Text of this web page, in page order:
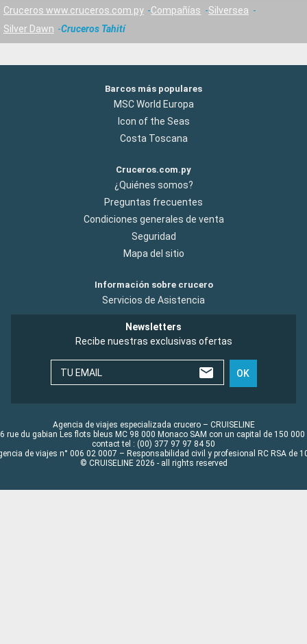
Cruceros www.cruceros.com.py Compañías
Silversea
Silver Dawn
Cruceros Tahití
Barcos más populares
MSC World Europa
Icon of the Seas
Costa Toscana
Cruceros.com.py
¿Quiénes somos?
Preguntas frecuentes
Condiciones generales de venta
Seguridad
Mapa del sitio
Información sobre crucero
Servicios de Asistencia
Newsletters
Recibe nuestras exclusivas ofertas
TU EMAIL OK
Agencia de viajes especializada crucero – CRUISELINE
rue du gabian Les flots bleus MC 98 000 Monaco SAM con un capital de 150 000
contact tel : (00) 377 97 97 84 50
de viajes n° 006 02 0007 – Responsabilidad civil y profesional RC RSA de
© CRUISELINE 2026 - all rights reserved